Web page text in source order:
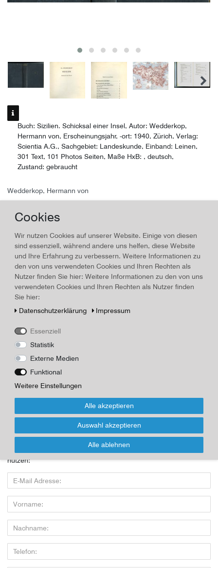
Buch: Sizilien. Schicksal einer Insel, Autor: Wedderkop,
Hermann von, Erscheinungsjahr, -ort: 1940, Zürich, Verlag:
Scientia A.G., Sachgebiet: Landeskunde, Einband: Leinen,
301 Text, 101 Photos Seiten, Maße HxB: , deutsch,
Zustand: gebraucht
Wedderkop, Hermann von
Sizilien. Schicksal einer Insel
Technisches
Merkmal
Wert
Art.-ID 15804
Beschreibung
Wedderkop, Hermann von: Sizilien. Schicksal einer Insel. 1940,
21,4 x 13,7 cm, Zürich:, Scientia, XI, 301 Textteil, 101 Photos auf
wasserfleckig, sonst gut erhalten
Herausgeber/Autor
18,00 EUR
Inhalt1Stück
Für Infos zum Artikel oder Kauf, bitte Formular
nutzen!
nutzen:
Cookies
Wir nutzen Cookies auf unserer Website. Einige von diesen
sind essenziell, während andere uns helfen, diese Website
und Ihre Erfahrung zu verbessern. Weitere Informationen zu
den von uns verwendeten Cookies und Ihren Rechten als
Nutzer finden Sie hier: Weitere Informationen zu den von uns
verwendeten Cookies und Ihren Rechten als Nutzer finden
Sie hier:
Daten­schutz­erklärung
Impressum
Essenziell
Statistik
Externe Medien
Funktional
Weitere Einstellungen
Alle akzeptieren
Auswahl akzeptieren
Alle ablehnen